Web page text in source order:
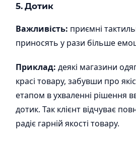
5. Дотик
Важливість: приємні
приносять у рази більше
Приклад: деякі магазини
красі товару, забувши про
етапом в ухваленні рішення
дотик. Так клієнт відчуває
радіє гарній якості товару.